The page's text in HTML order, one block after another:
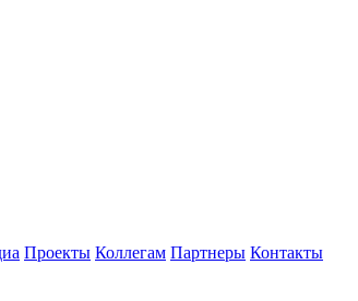
Проекты Коллегам Партнеры Контакты